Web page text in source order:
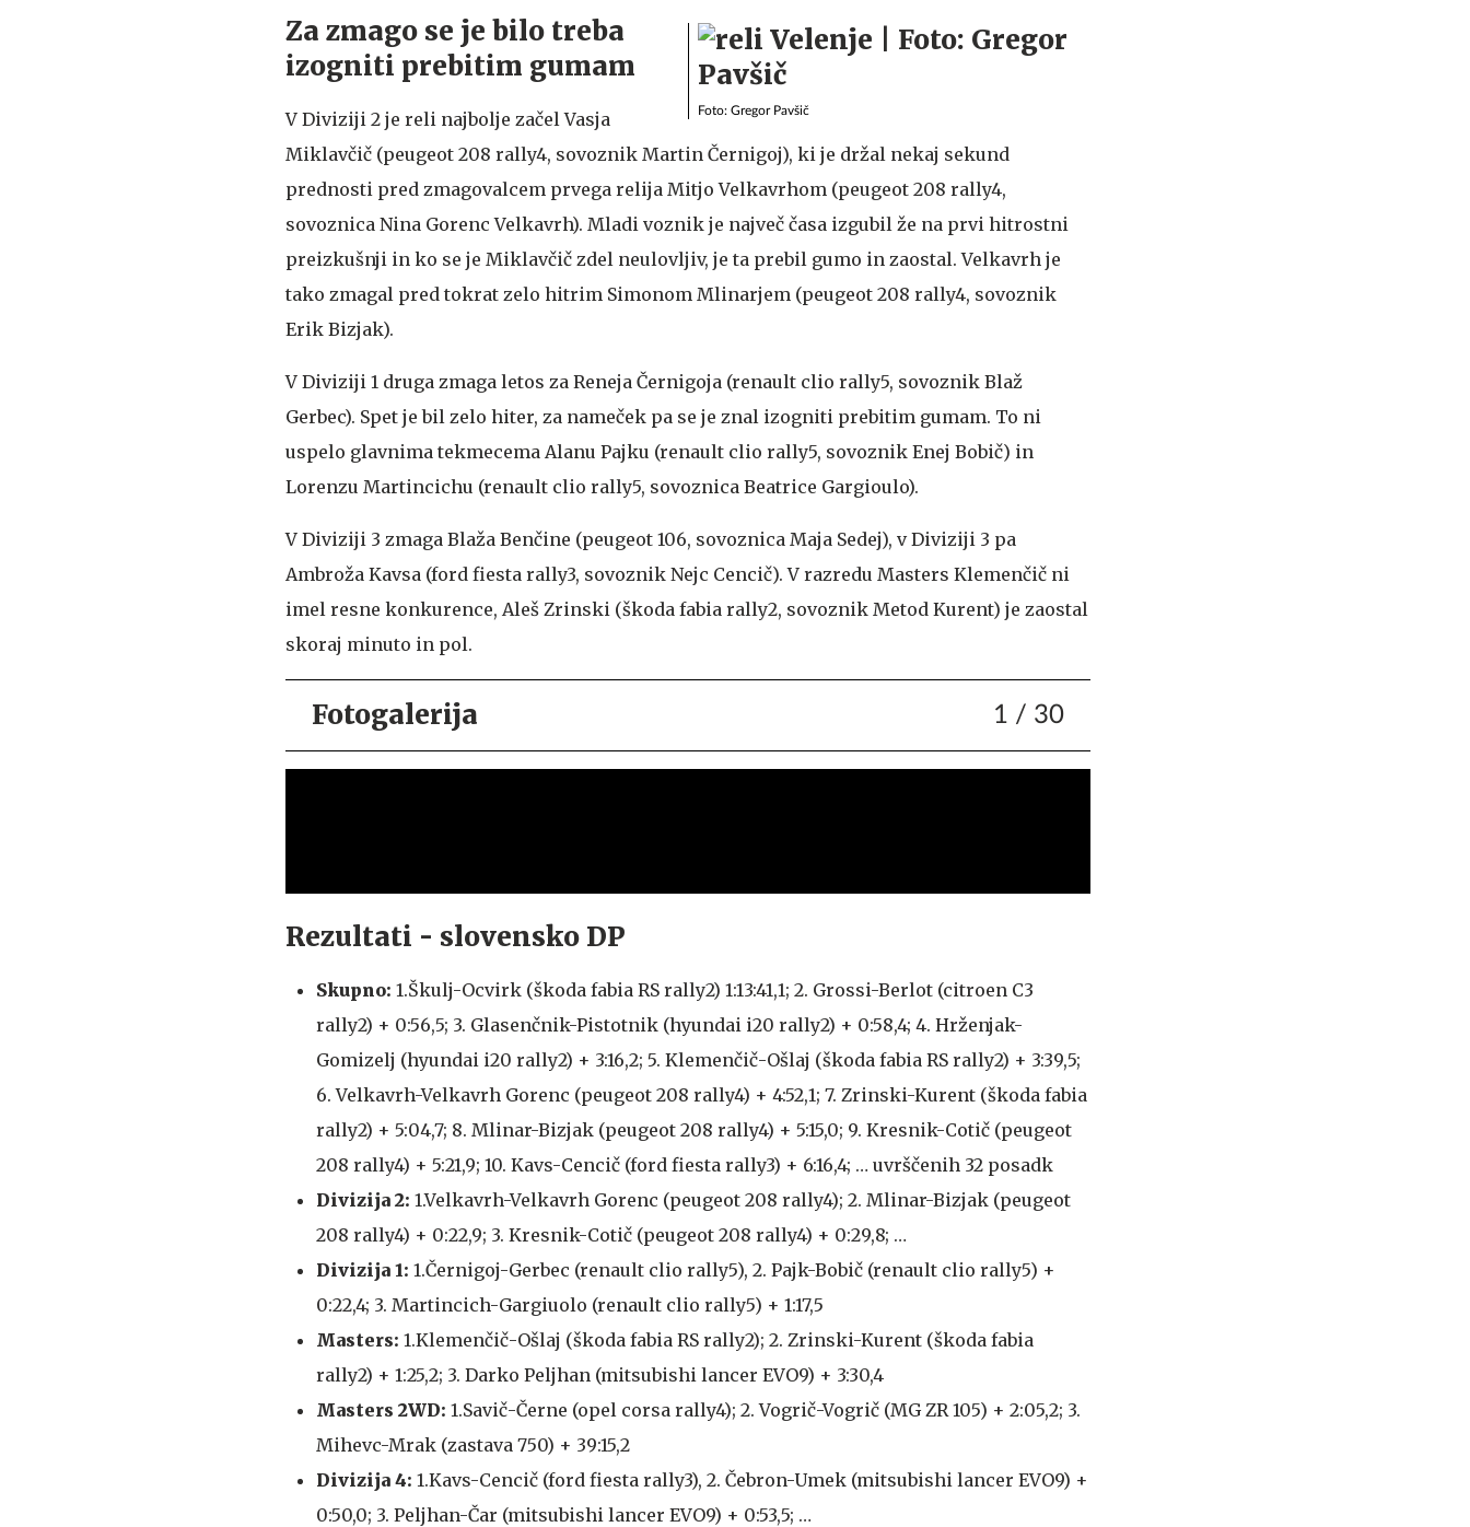
Foto: Gregor Pavšič
Za zmago se je bilo treba
izogniti prebitim gumam
V Diviziji 2 je reli najbolje začel Vasja
Miklavčič (peugeot 208 rally4, sovoznik Martin Černigoj), ki je držal nekaj sekund
prednosti pred zmagovalcem prvega relija Mitjo Velkavrhom (peugeot 208 rally4,
sovoznica Nina Gorenc Velkavrh). Mladi voznik je največ časa izgubil že na prvi hitrostni
preizkušnji in ko se je Miklavčič zdel neulovljiv, je ta prebil gumo in zaostal. Velkavrh je
tako zmagal pred tokrat zelo hitrim Simonom Mlinarjem (peugeot 208 rally4, sovoznik
Erik Bizjak).
V Diviziji 1 druga zmaga letos za Reneja Černigoja (renault clio rally5, sovoznik Blaž
Gerbec). Spet je bil zelo hiter, za nameček pa se je znal izogniti prebitim gumam. To ni
uspelo glavnima tekmecema Alanu Pajku (renault clio rally5, sovoznik Enej Bobič) in
Lorenzu Martincichu (renault clio rally5, sovoznica Beatrice Gargioulo).
V Diviziji 3 zmaga Blaža Benčine (peugeot 106, sovoznica Maja Sedej), v Diviziji 3 pa
Ambroža Kavsa (ford fiesta rally3, sovoznik Nejc Cencič). V razredu Masters Klemenčič ni
imel resne konkurence, Aleš Zrinski (škoda fabia rally2, sovoznik Metod Kurent) je zaostal
skoraj minuto in pol.
Fotogalerija 1 / 30
Rezultati - slovensko DP
Skupno: 1.Škulj-Ocvirk (škoda fabia RS rally2) 1:13:41,1; 2. Grossi-Berlot (citroen C3
rally2) + 0:56,5; 3. Glasenčnik-Pistotnik (hyundai i20 rally2) + 0:58,4; 4. Hrženjak-
Gomizelj (hyundai i20 rally2) + 3:16,2; 5. Klemenčič-Ošlaj (škoda fabia RS rally2) + 3:39,5;
6. Velkavrh-Velkavrh Gorenc (peugeot 208 rally4) + 4:52,1; 7. Zrinski-Kurent (škoda fabia
rally2) + 5:04,7; 8. Mlinar-Bizjak (peugeot 208 rally4) + 5:15,0; 9. Kresnik-Cotič (peugeot
208 rally4) + 5:21,9; 10. Kavs-Cencič (ford fiesta rally3) + 6:16,4; … uvrščenih 32 posadk
Divizija 2: 1.Velkavrh-Velkavrh Gorenc (peugeot 208 rally4); 2. Mlinar-Bizjak (peugeot
208 rally4) + 0:22,9; 3. Kresnik-Cotič (peugeot 208 rally4) + 0:29,8; …
Divizija 1: 1.Černigoj-Gerbec (renault clio rally5), 2. Pajk-Bobič (renault clio rally5) +
0:22,4; 3. Martincich-Gargiuolo (renault clio rally5) + 1:17,5
Masters: 1.Klemenčič-Ošlaj (škoda fabia RS rally2); 2. Zrinski-Kurent (škoda fabia
rally2) + 1:25,2; 3. Darko Peljhan (mitsubishi lancer EVO9) + 3:30,4
Masters 2WD: 1.Savič-Černe (opel corsa rally4); 2. Vogrič-Vogrič (MG ZR 105) + 2:05,2; 3.
Mihevc-Mrak (zastava 750) + 39:15,2
Divizija 4: 1.Kavs-Cencič (ford fiesta rally3), 2. Čebron-Umek (mitsubishi lancer EVO9) +
0:50,0; 3. Peljhan-Čar (mitsubishi lancer EVO9) + 0:53,5; …